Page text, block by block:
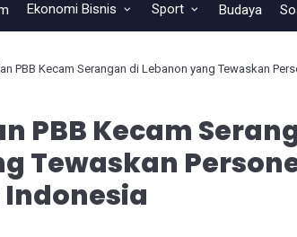
Ekonomi Bisnis Sport Budaya
PBB Kecam Serangan di Lebanon yang Tewaskan
PBB Kecam
Tewaskan